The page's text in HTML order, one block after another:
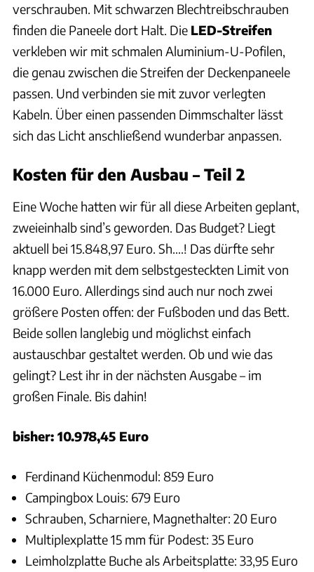
verschrauben. Mit schwarzen Blechtreibschrauben
finden die Paneele dort Halt. Die LED-Streifen
verkleben wir mit schmalen Aluminium-U-Pofilen,
die genau zwischen die Streifen der Deckenpaneele
passen. Und verbinden sie mit zuvor verlegten
Kabeln. Über einen passenden Dimmschalter lässt
sich das Licht anschließend wunderbar anpassen.
Kosten für den Ausbau – Teil 2
Eine Woche hatten wir für all diese Arbeiten geplant,
zweieinhalb sind’s geworden. Das Budget? Liegt
aktuell bei 15.848,97 Euro. Sh….! Das dürfte sehr
knapp werden mit dem selbstgesteckten Limit von
16.000 Euro. Allerdings sind auch nur noch zwei
größere Posten offen: der Fußboden und das Bett.
Beide sollen langlebig und möglichst einfach
austauschbar gestaltet werden. Ob und wie das
gelingt? Lest ihr in der nächsten Ausgabe – im
großen Finale. Bis dahin!
bisher: 10.978,45 Euro
Ferdinand Küchenmodul: 859 Euro
Campingbox Louis: 679 Euro
Schrauben, Scharniere, Magnethalter: 20 Euro
Multiplexplatte 15 mm für Podest: 35 Euro
Leimholzplatte Buche als Arbeitsplatte: 33,95 Euro